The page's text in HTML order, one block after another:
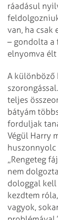
ráadásul
van, ha csak
– gondolta a
elnyomva élt
A különböző
teljes
bátyám
forduljak
Végül Harry
huszonnyolc
„Rengeteg
nem
dologgal
kezdtem
vagyok,